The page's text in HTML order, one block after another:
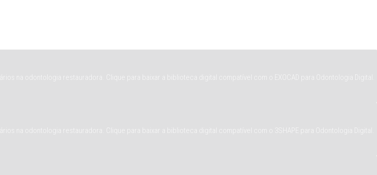
na odontologia restauradora. Clique para baixar a biblioteca digital compatível com o EXOCAD para Odontologia Digital.
na odontologia restauradora. Clique para baixar a biblioteca digital compatível com o 3SHAPE para Odontologia Digital.